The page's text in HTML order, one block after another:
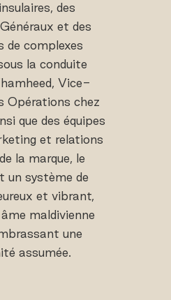
des
et des
de complexes
la conduite
Vice-
Opérations chez
que des équipes
et relations
la marque, le
un système de
et vibrant,
maldivienne
une
assumée.